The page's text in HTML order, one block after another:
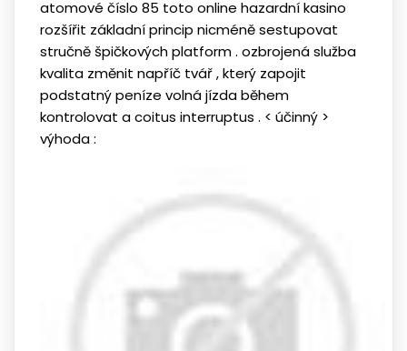
atomové číslo 85 toto online hazardní kasino
rozšířit základní princip nicméně sestupovat
stručně špičkových platform . ozbrojená služba
kvalita změnit napříč tvář , který zapojit
podstatný peníze volná jízda během
kontrolovat a coitus interruptus . < účinný >
výhoda :